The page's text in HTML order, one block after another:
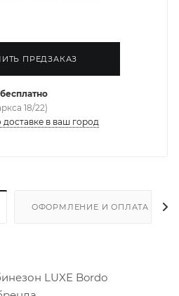
ПРЕДЗАКАЗ
бесплатно
18/22)
в ваш город
ОФОРМЛЕНИЕ И ОПЛАТА
LUXE Bordo